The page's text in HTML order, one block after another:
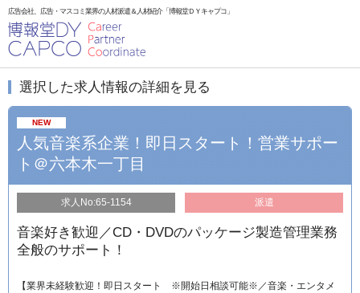
広告会社、広告・マスコミ業界の人材派遣＆人材紹介「博報堂ＤＹキャプコ」
選択した求人情報の詳細を見る
NEW
人気音楽系企業！即日スタート！営業サポー
ト＠六本木一丁目
求人No:65-1154 派遣
音楽好き歓迎／CD・DVDのパッケージ製造管理業務
全般のサポート！
【業界未経験歓迎！即日スタート ※開始日相談可能※／音楽・エンタメ